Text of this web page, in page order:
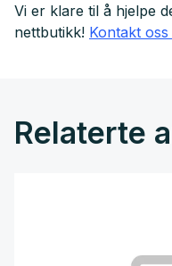
Vi er klare til å hjelpe
nettbutikk! Kontakt oss
Relaterte